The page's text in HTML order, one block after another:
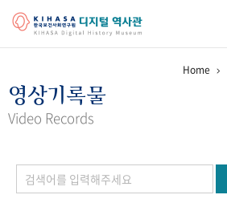
걸어온 길 기관 변천사
정책과 연구 키워드로 보는 연구 역사
Home
영상기록물
Video Records